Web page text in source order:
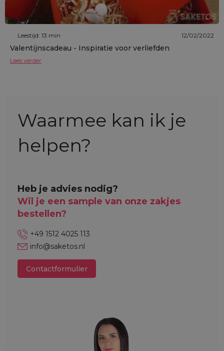
Leestijd: 13 min 12/02/2022
Valentijnscadeau - Inspiratie voor verliefden
Lees verder
Waarmee kan ik je
helpen?
Heb je advies nodig?
Wil je een sample van onze zakjes
bestellen?
+49 1512 4025 113
info@saketos.nl
Contactformulier